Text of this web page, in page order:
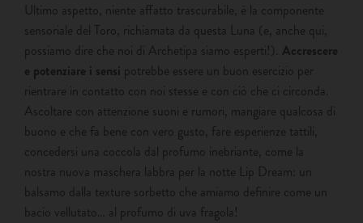
Ultimo aspetto, niente affatto trascurabile, è la componente
sensoriale del Toro, richiamata da questa Luna (e, anche qui,
possiamo dire che noi di Archetipa siamo esperti!). Accrescere
e potenziare i sensi potrebbe essere un buon esercizio per
rientrare in contatto con noi stesse e con ciò che ci circonda.
Ascoltare con attenzione suoni e rumori, mangiare qualcosa di
buono e che fa bene con vero gusto, fare esperienze tattili,
concedersi una coccola dal profumo inebriante, come la
nostra nuova maschera labbra per la notte Lip Dream: un
balsamo dalla texture sorbetto che amiamo definire come un
bacio vellutato… al profumo di uva fragola!